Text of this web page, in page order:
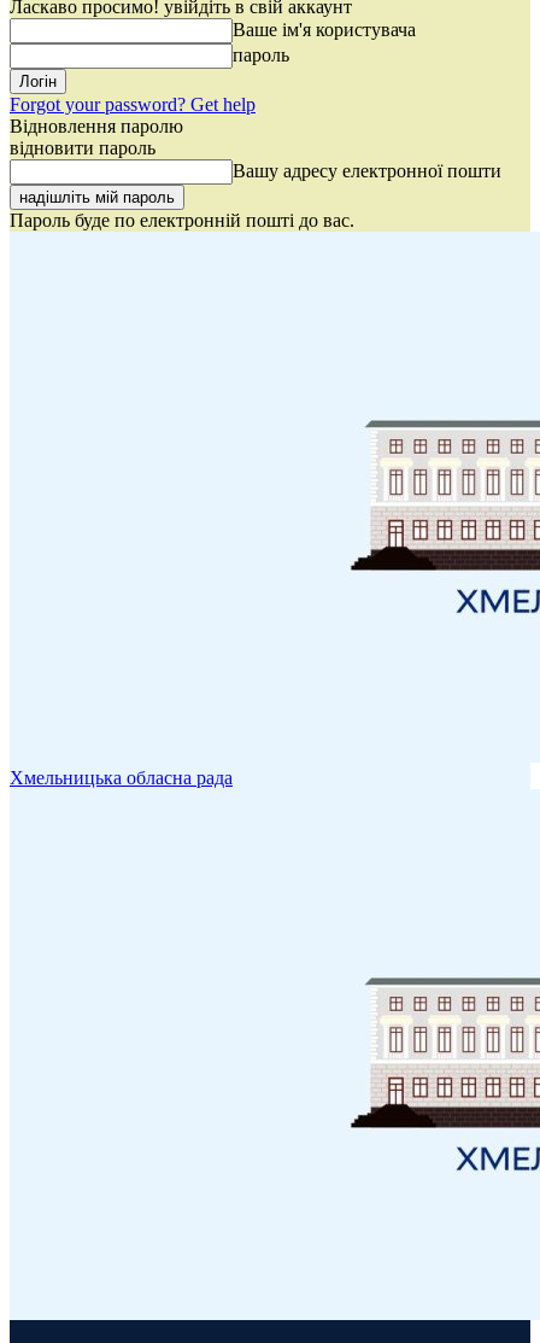
Ласкаво просимо! увійдіть в свій аккаунт
Ваше ім'я користувача
пароль
Forgot your password? Get help
Відновлення паролю
відновити пароль
Вашу адресу електронної пошти
Пароль буде по електронній пошті до вас.
Хмельницька обласна рада